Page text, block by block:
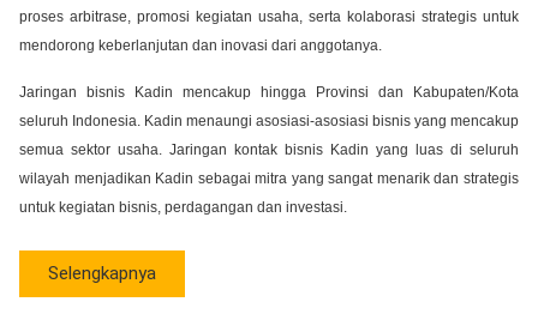
proses arbitrase, promosi kegiatan usaha, serta kolaborasi strategis untuk
mendorong keberlanjutan dan inovasi dari anggotanya.
Jaringan bisnis Kadin mencakup hingga Provinsi dan Kabupaten/Kota
seluruh Indonesia. Kadin menaungi asosiasi-asosiasi bisnis yang mencakup
semua sektor usaha. Jaringan kontak bisnis Kadin yang luas di seluruh
wilayah menjadikan Kadin sebagai mitra yang sangat menarik dan strategis
untuk kegiatan bisnis, perdagangan dan investasi.
Selengkapnya